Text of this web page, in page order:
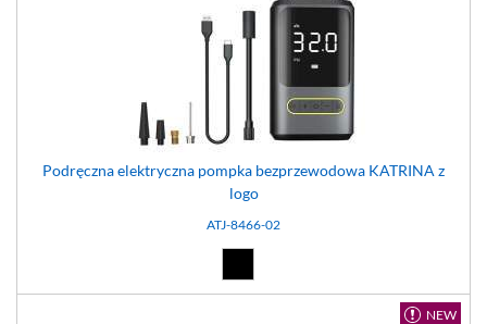
Podręczna elektryczna pompka bezprzewodowa KATRINA z
logo
ATJ-8466-02
NEW